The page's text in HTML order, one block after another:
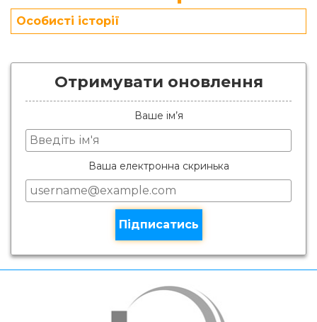
Особисті історії
Отримувати оновлення
Ваше ім’я
Ваша електронна скринька